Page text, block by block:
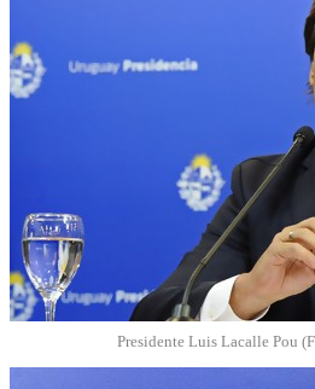
Presidente Luis Lacalle Pou